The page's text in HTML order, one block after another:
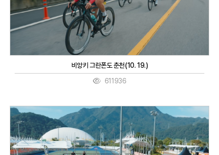
비앙키 그란폰도 춘천(10. 19.)
611936